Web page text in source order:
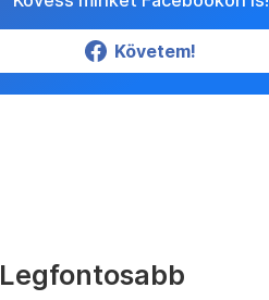
Követem!
Legfontosabb